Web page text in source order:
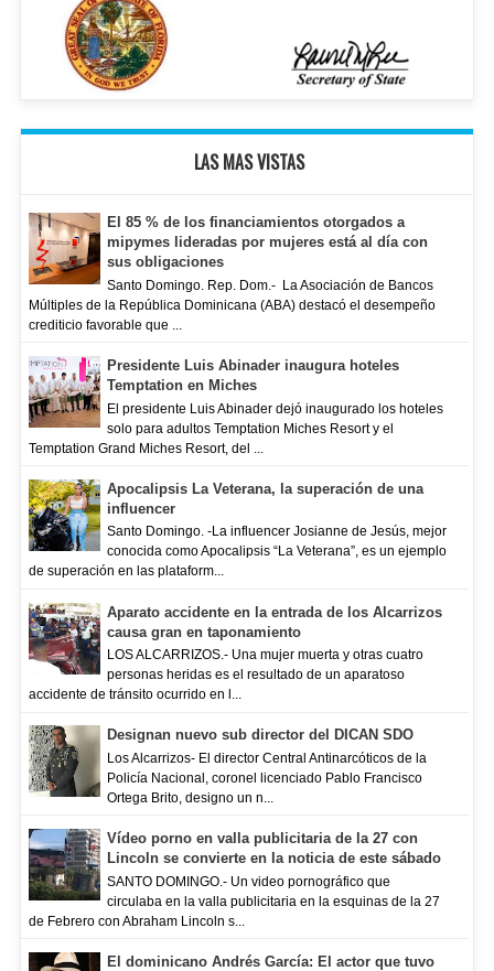
LAS MAS VISTAS
El 85 % de los financiamientos otorgados a
mipymes lideradas por mujeres está al día con
sus obligaciones
Santo Domingo. Rep. Dom.- La Asociación de Bancos
Múltiples de la República Dominicana (ABA) destacó el desempeño
crediticio favorable que ...
Presidente Luis Abinader inaugura hoteles
Temptation en Miches
El presidente Luis Abinader dejó inaugurado los hoteles
solo para adultos Temptation Miches Resort y el
Temptation Grand Miches Resort, del ...
Apocalipsis La Veterana, la superación de una
influencer
Santo Domingo. -La influencer Josianne de Jesús, mejor
conocida como Apocalipsis “La Veterana”, es un ejemplo
de superación en las plataform...
Aparato accidente en la entrada de los Alcarrizos
causa gran en taponamiento
LOS ALCARRIZOS.- Una mujer muerta y otras cuatro
personas heridas es el resultado de un aparatoso
accidente de tránsito ocurrido en l...
Designan nuevo sub director del DICAN SDO
Los Alcarrizos- El director Central Antinarcóticos de la
Policía Nacional, coronel licenciado Pablo Francisco
Ortega Brito, designo un n...
Vídeo porno en valla publicitaria de la 27 con
Lincoln se convierte en la noticia de este sábado
SANTO DOMINGO.- Un video pornográfico que
circulaba en la valla publicitaria en la esquinas de la 27
de Febrero con Abraham Lincoln s...
El dominicano Andrés García: El actor que tuvo